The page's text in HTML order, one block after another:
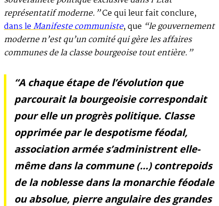
représentatif moderne.”Ce qui leur fait conclure,
dans leManifeste communiste, que “le gouvernement
moderne n’est qu’un comité qui gère les affaires
communes de la classe bourgeoise tout entière.”
“A chaque étape de l’évolution que
parcourait la bourgeoisie correspondait
pour elle un progrès politique. Classe
opprimée par le despotisme féodal,
association armée s’administrent elle-
même dans la commune (…) contrepoids
de la noblesse dans la monarchie féodale
ou absolue, pierre angulaire des grandes